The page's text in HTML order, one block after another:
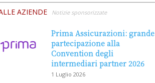
AZIENDE Notizie sponsorizzate
Prima Assicurazioni: grande
partecipazione alla
Convention degli
intermediari partner 2026
1 Luglio 2026